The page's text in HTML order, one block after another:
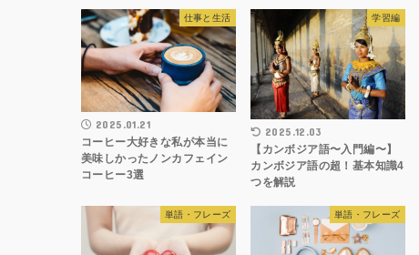
仕事と生活
2025.01.21
コーヒー大好きな私が本当に
美味しかったノンカフェイン
コーヒー3選
学習編
2025.12.03
【カンボジア語〜入門編〜】
カンボジア語の超！基本知識4
つを解説
単語・フレーズ 単語・フレーズ